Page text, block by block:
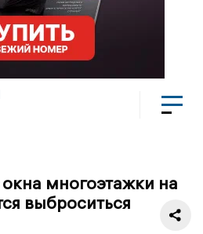
многоэтажки на
выброситься